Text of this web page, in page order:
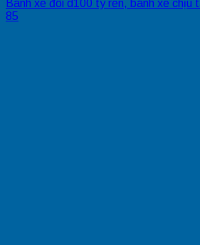
Bánh xe đôi d100 ty ren, bánh xe chịu
85